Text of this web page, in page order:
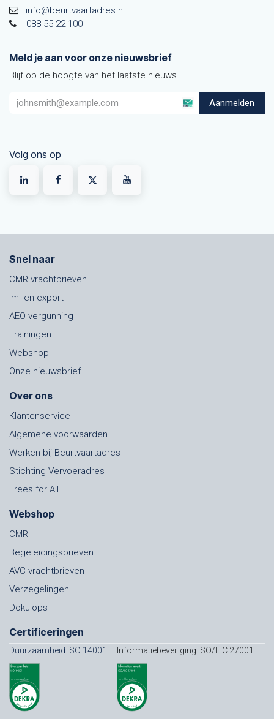
info@beurtvaartadres.nl
088-55 22 100
Meld je aan voor onze nieuwsbrief
Blijf op de hoogte van het laatste nieuws.
Aanmelden
Volg ons op
Snel naar
CMR vrachtbrieven
Im- en export
AEO vergunning
Trainingen
Webshop
Onze nieuwsbrief
Over ons
Klantenservice
Algemene voorwaarden
Werken bij Beurtvaartadres
Stichting Vervoeradres
Trees for All
Webshop
CMR
Begeleidingsbrieven
AVC vrachtbrieven
Verzegelingen
Dokulops
Certificeringen
Duurzaamheid ISO 14001 Informatiebeveiliging ISO/IEC 27001